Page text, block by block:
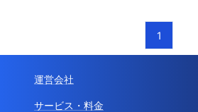
1
運営会社
サービス・料金